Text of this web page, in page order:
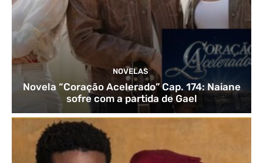
NOVELAS
Novela “Coração Acelerado” Cap. 174: Naiane
sofre com a partida de Gael